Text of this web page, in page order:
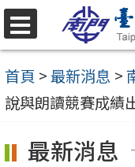
跳
至
主
要
容
選
單
首頁 >最新消息 >
說與朗讀競賽成績
最新消息